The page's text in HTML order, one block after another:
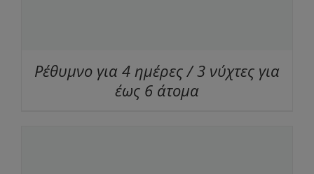
Ρέθυμνο για 4 ημέρες / 3 νύχτες για
έως 6 άτομα